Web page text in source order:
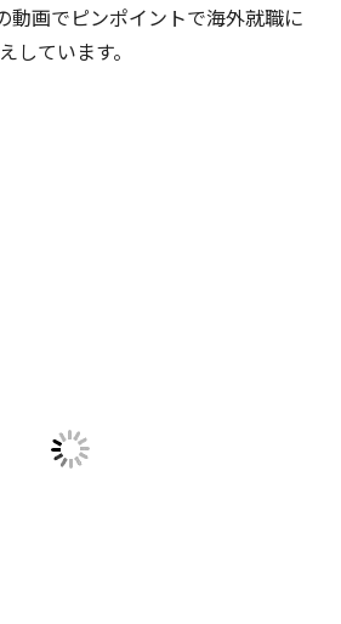
動画でピンポイントで海外就職に
しています。